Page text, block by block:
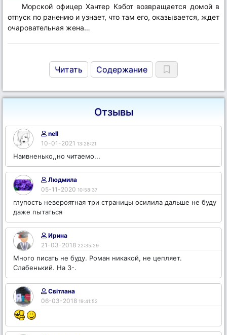
Морской офицер Хантер Кэбот возвращается домой в
отпуск по ранению и узнает, что там его, оказывается, ждет
очаровательная жена…
Читать Содержание
Отзывы
nell
10-01-2021 13:28:21
Наивненько,,но читаемо...
Людмила
05-11-2020 10:58:37
глупость невероятная три страницы осилила дальше не буду
даже пытаться
Ирина
21-03-2018 22:35:29
Много писать не буду. Роман никакой, не цепляет.
Слабенький. На 3-.
Світлана
06-03-2018 19:41:52